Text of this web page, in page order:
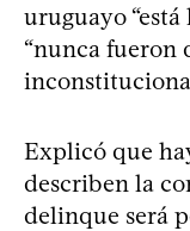
uruguayo
“nunca fueron
Explicó que
describen la
delinque será